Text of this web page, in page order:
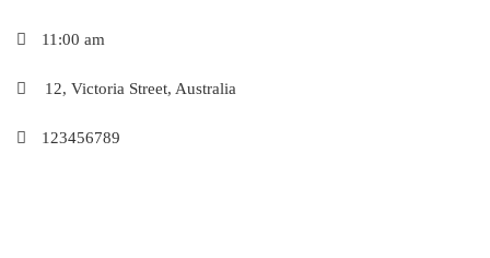
11:00 am
12, Victoria Street, Australia
123456789